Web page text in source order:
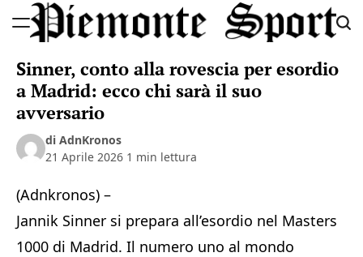
to
Sport
Sinner, conto alla rovescia per esordio
a Madrid: ecco chi sarà il suo
avversario
di AdnKronos
21 Aprile 2026 1 min lettura
(Adnkronos) –
Jannik Sinner si prepara all’esordio nel Masters
1000 di Madrid. Il numero uno al mondo